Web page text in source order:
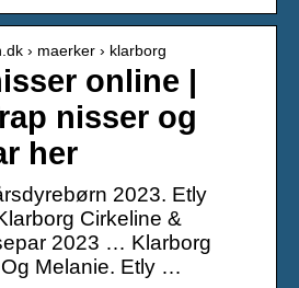
› maerker › klarborg
online |
nisser og
her
2023. Etly
Cirkeline &
2023 … Klarborg
Melanie. Etly …